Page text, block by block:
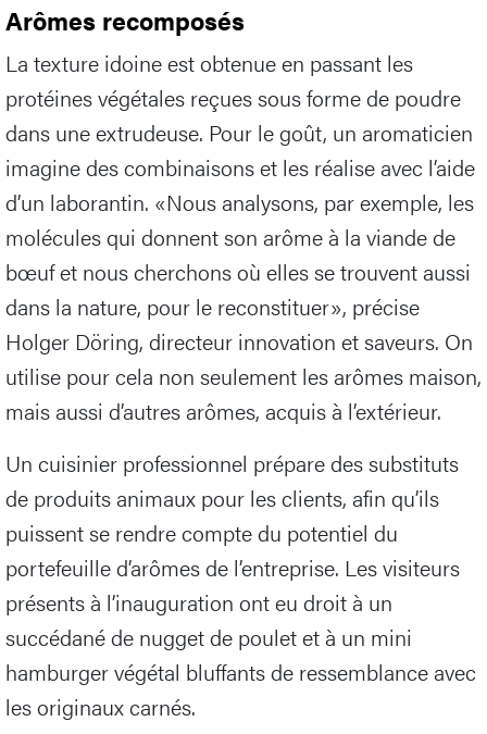
Arômes recomposés
La texture idoine est obtenue en passant les
protéines végétales reçues sous forme de poudre
dans une extrudeuse. Pour le goût, un aromaticien
imagine des combinaisons et les réalise avec l’aide
d’un laborantin. «Nous analysons, par exemple, les
molécules qui donnent son arôme à la viande de
bœuf et nous cherchons où elles se trouvent aussi
dans la nature, pour le reconstituer», précise
Holger Döring, directeur innovation et saveurs. On
utilise pour cela non seulement les arômes maison,
mais aussi d’autres arômes, acquis à l’extérieur.
Un cuisinier professionnel prépare des substituts
de produits animaux pour les clients, afin qu’ils
puissent se rendre compte du potentiel du
portefeuille d’arômes de l’entreprise. Les visiteurs
présents à l’inauguration ont eu droit à un
succédané de nugget de poulet et à un mini
hamburger végétal bluffants de ressemblance avec
les originaux carnés.